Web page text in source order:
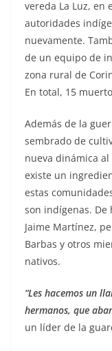
vereda La Luz, en
autoridades
nuevamente.
de un equipo de
zona rural de
En total, 15
Además de la
sembrado de
nueva dinámica
existe un
estas
son indígenas. De
Jaime Martínez,
Barbas y otros
nativos.
“Les hacemos un
hermanos, que
un líder de la